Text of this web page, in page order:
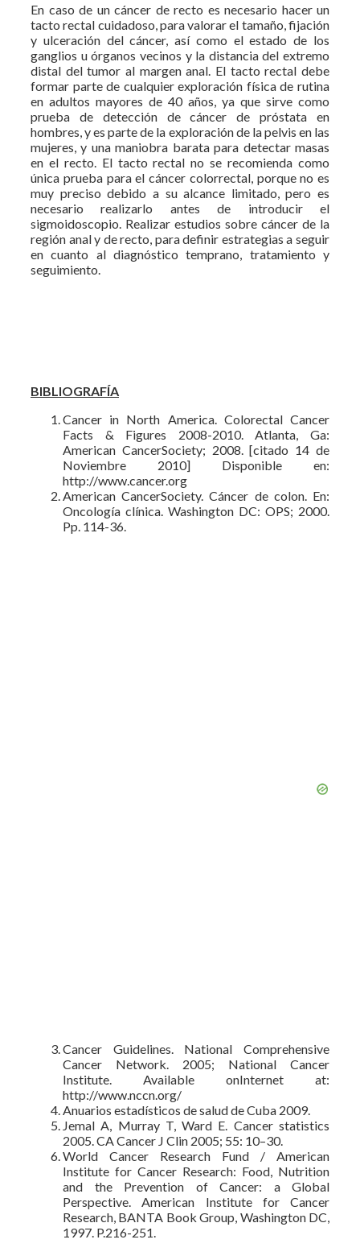
En caso de un cáncer de recto es necesario hacer un
tacto rectal cuidadoso, para valorar el tamaño, fijación
y ulceración del cáncer, así como el estado de los
ganglios u órganos vecinos y la distancia del extremo
distal del tumor al margen anal. El tacto rectal debe
formar parte de cualquier exploración física de rutina
en adultos mayores de 40 años, ya que sirve como
prueba de detección de cáncer de próstata en
hombres, y es parte de la exploración de la pelvis en las
mujeres, y una maniobra barata para detectar masas
en el recto. El tacto rectal no se recomienda como
única prueba para el cáncer colorrectal, porque no es
muy preciso debido a su alcance limitado, pero es
necesario realizarlo antes de introducir el
sigmoidoscopio. Realizar estudios sobre cáncer de la
región anal y de recto, para definir estrategias a seguir
en cuanto al diagnóstico temprano, tratamiento y
seguimiento.
BIBLIOGRAFÍA
Cancer in North America. Colorectal Cancer
Facts & Figures 2008-2010. Atlanta, Ga:
American CancerSociety; 2008. [citado 14 de
Noviembre 2010] Disponible en:
http://www.cancer.org
American CancerSociety. Cáncer de colon. En:
Oncología clínica. Washington DC: OPS; 2000.
Pp. 114-36.
Cancer Guidelines. National Comprehensive
Cancer Network. 2005; National Cancer
Institute. Available onInternet at:
http://www.nccn.org/
Anuarios estadísticos de salud de Cuba 2009.
Jemal A, Murray T, Ward E. Cancer statistics
2005. CA Cancer J Clin 2005; 55: 10–30.
World Cancer Research Fund / American
Institute for Cancer Research: Food, Nutrition
and the Prevention of Cancer: a Global
Perspective. American Institute for Cancer
Research, BANTA Book Group, Washington DC,
1997. P.216-251.